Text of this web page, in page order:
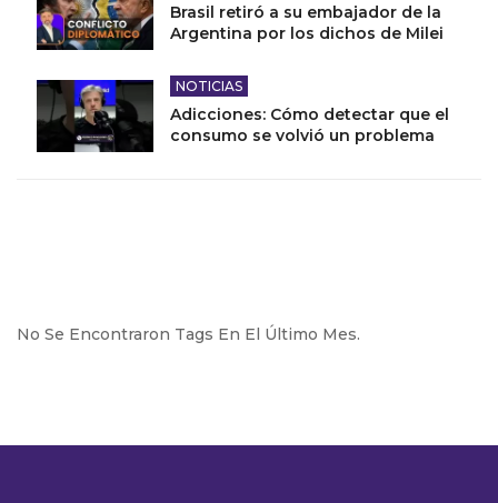
Brasil retiró a su embajador de la
Argentina por los dichos de Milei
NOTICIAS
Adicciones: Cómo detectar que el
consumo se volvió un problema
No Se Encontraron Tags En El Último Mes.